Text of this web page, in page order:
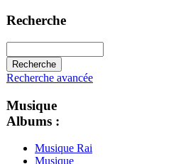
Recherche
Recherche avancée
Musique
Albums :
Musique Rai
Musique